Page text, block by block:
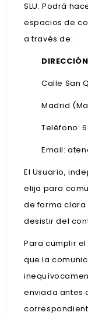
SLU. Podrá
espacios de
a través de:
Calle San
Madrid
Teléfono:
Email:
El Usuario,
elija para
de forma clara
desistir del
Para cumplir
que la
enviada antes